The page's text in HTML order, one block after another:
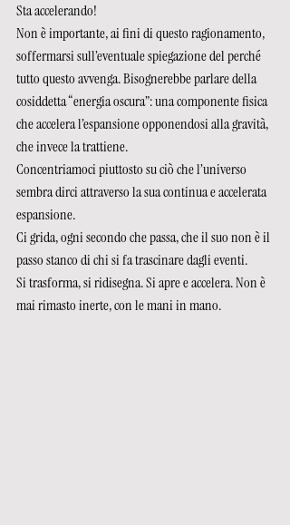
Sta accelerando!
Non è importante, ai fini di questo ragionamento,
soffermarsi sull’eventuale spiegazione del perché
tutto questo avvenga. Bisognerebbe parlare della
cosiddetta “energia oscura”: una componente fisica
che accelera l’espansione opponendosi alla gravità,
che invece la trattiene.
Concentriamoci piuttosto su ciò che l’universo
sembra dirci attraverso la sua continua e accelerata
espansione.
Ci grida, ogni secondo che passa, che il suo non è il
passo stanco di chi si fa trascinare dagli eventi.
Si trasforma, si ridisegna. Si apre e accelera. Non è
mai rimasto inerte, con le mani in mano.